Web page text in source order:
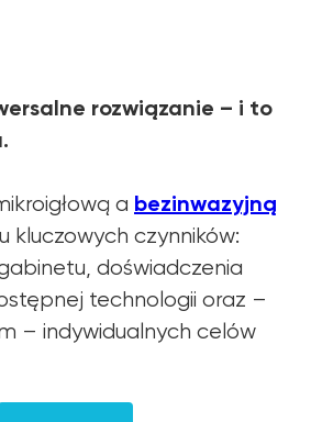
rozwiązanie – i to
a bezinwazyjną
kluczowych czynników:
doświadczenia
technologii oraz –
– indywidualnych celów